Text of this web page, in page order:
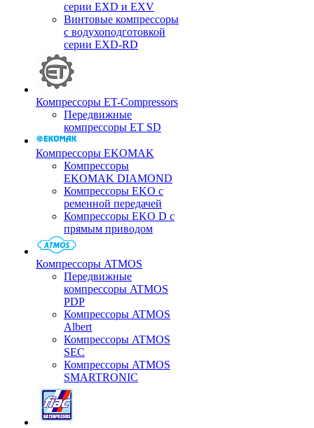
серии EXD и EXV
Винтовые компрессоры
с водухоподготовкой
серии EXD-RD
Компрессоры ET-Compressors
Передвижные
компрессоры ET SD
Компрессоры EKOMAK
Компрессоры
EKOMAK DIAMOND
Компрессоры EKO c
ременной передачей
Компрессоры EKO D с
прямым приводом
Компрессоры ATMOS
Передвижные
компрессоры ATMOS
PDP
Компрессоры ATMOS
Albert
Компрессоры ATMOS
SEC
Компрессоры ATMOS
SMARTRONIC